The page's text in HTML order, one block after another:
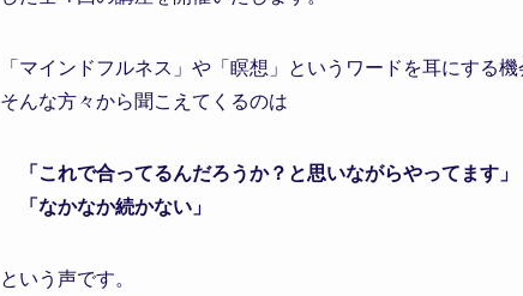
「マインドフルネス」や「瞑想」というワードを耳にする機
そんな方々から聞こえてくるのは
「これで合ってるんだろうか？と思いながらやってます」
「なかなか続かない」
という声です。